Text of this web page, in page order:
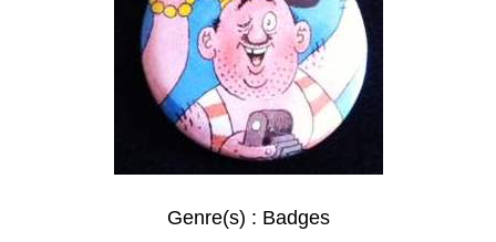
Genre(s) : Badges